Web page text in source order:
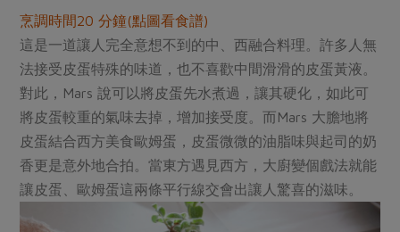
烹調時間20 分鐘(點圖看食譜)
這是一道讓人完全意想不到的中、西融合料理。許多人無
法接受皮蛋特殊的味道，也不喜歡中間滑滑的皮蛋黃液。
對此，Mars 說可以將皮蛋先水煮過，讓其硬化，如此可
將皮蛋較重的氣味去掉，增加接受度。而Mars 大膽地將
皮蛋結合西方美食歐姆蛋，皮蛋微微的油脂味與起司的奶
香更是意外地合拍。當東方遇見西方，大廚變個戲法就能
讓皮蛋、歐姆蛋這兩條平行線交會出讓人驚喜的滋味。